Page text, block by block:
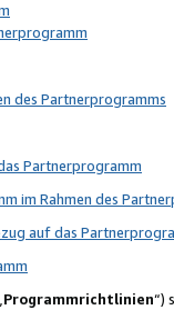
des Partnerprogramms
Partnerprogramm
im Rahmen des
auf das
Programmrichtlinien“)